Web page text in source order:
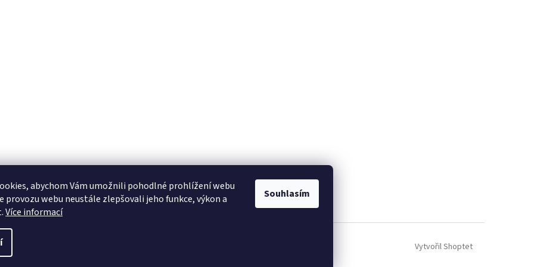
abychom Vám umožnili pohodlné prohlížení webu
provozu webu neustále zlepšovali jeho funkce, výkon a
Více informací
Souhlasím
Vytvořil Shoptet